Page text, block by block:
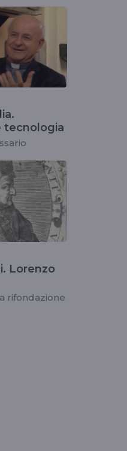
tecnologia
Lorenzo
rifondazione